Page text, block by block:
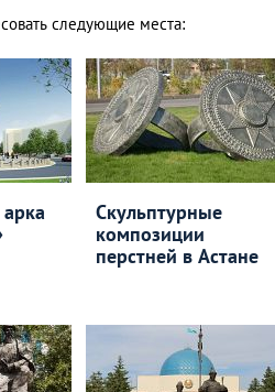
следующие места:
Скульптурные
композиции
перстней в Астане